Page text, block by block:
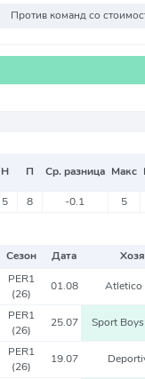
Н П Ср. разница Макс
5 8 -0.1 5
Сезон Дата
PER1
(26)
01.08 Atletico
PER1
(26)
25.07 Sport Boys
PER1
(26)
19.07